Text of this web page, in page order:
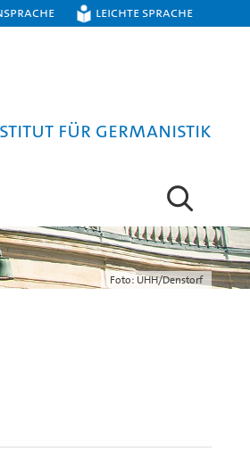
Leichte Sprache
für Germanistik
Foto: UHH/Denstorf